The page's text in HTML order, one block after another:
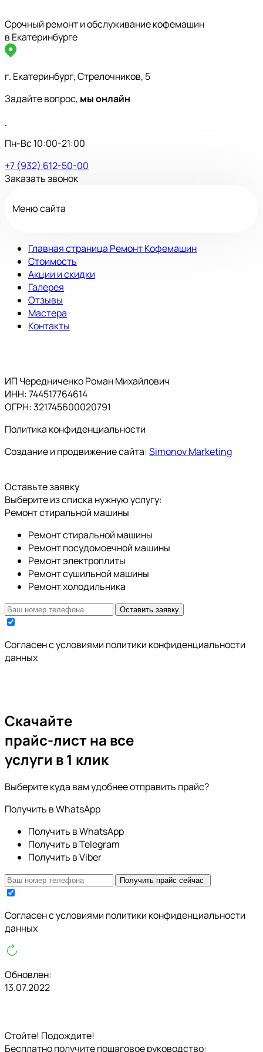
Срочный ремонт и обслуживание кофемашин
в Екатеринбурге
г. Екатеринбург, Стрелочников, 5
Задайте вопрос, мы онлайн
Пн-Вс 10:00-21:00
+7 (932) 612-50-00
Заказать звонок
Меню сайта
Главная страница Ремонт Кофемашин
Стоимость
Акции и скидки
Галерея
Отзывы
Мастера
Контакты
ИП Чередниченко Роман Михайлович
ИНН: 744517764614
ОГРН: 321745600020791
Политика конфиденциальности
Создание и продвижение сайта:Simonov Marketing
Оставьте заявку
Выберите из списка нужную услугу:
Ремонт стиральной машины
Ремонт стиральной машины
Ремонт посудомоечной машины
Ремонт электроплиты
Ремонт сушильной машины
Ремонт холодильника
Оставить заявку
Cогласен с условиями политики конфиденциальности
данных
Скачайте
прайс-листна все
услуги в 1 клик
Выберите куда вам удобнее отправить прайс?
Получить в WhatsApp
Получить в WhatsApp
Получить в Telegram
Получить в Viber
Получить прайс сейчас
Cогласен с условиями политики конфиденциальности
данных
Обновлен:
13.07.2022
Стойте! Подождите!
Бесплатно получите пошаговое руководство: